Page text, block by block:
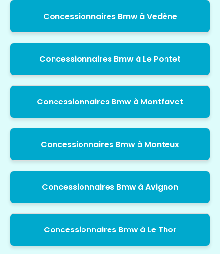
Concessionnaires Bmw à Vedène
Concessionnaires Bmw à Le Pontet
Concessionnaires Bmw à Montfavet
Concessionnaires Bmw à Monteux
Concessionnaires Bmw à Avignon
Concessionnaires Bmw à Le Thor